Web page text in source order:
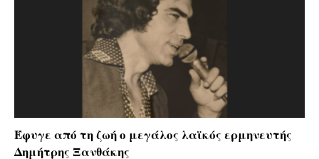
Έφυγε από τη ζωή ο μεγάλος λαϊκός ερμηνευτής
Δημήτρης Ξανθάκης